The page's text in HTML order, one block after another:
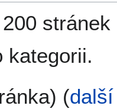
kategorii.
(